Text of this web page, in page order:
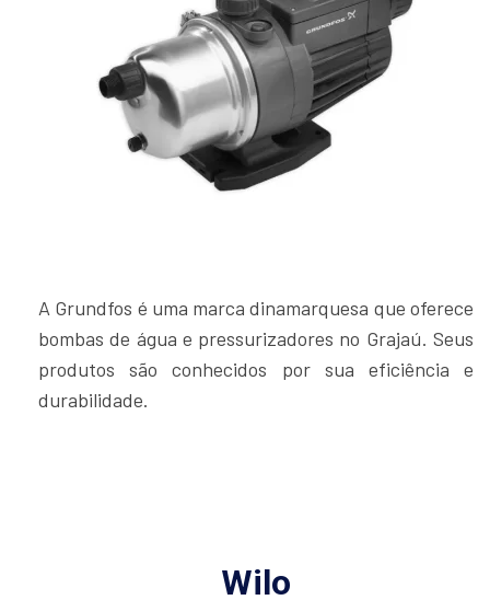
A Grundfos é uma marca dinamarquesa que oferece
bombas de água e pressurizadores no Grajaú. Seus
produtos são conhecidos por sua eficiência e
durabilidade.
Wilo